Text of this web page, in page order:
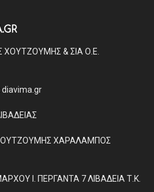
& ΣΙΑ Ο.Ε.
diavima.gr
ΧΑΡΑΛΑΜΠΟΣ
Ι. ΠΕΡΓΑΝΤΑ 7 ΛΙΒΑΔΕΙΑ Τ.Κ.